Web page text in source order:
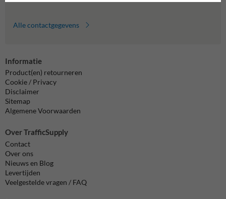
Alle contactgegevens
Informatie
Product(en) retourneren
Cookie / Privacy
Disclaimer
Sitemap
Algemene Voorwaarden
Over TrafficSupply
Contact
Over ons
Nieuws en Blog
Levertijden
Veelgestelde vragen / FAQ